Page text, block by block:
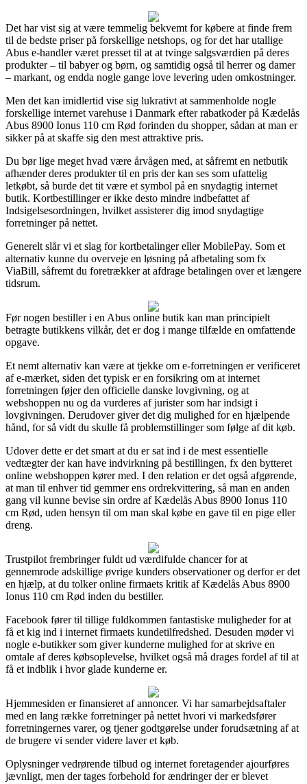
Det har vist sig at være temmelig bekvemt for købere at finde frem
til de bedste priser på forskellige netshops, og for det har utallige
Abus e-handler været presset til at at tvinge salgsværdien på deres
produkter – til babyer og børn, og samtidig også til herrer og damer
– markant, og endda nogle gange love levering uden omkostninger.
Men det kan imidlertid vise sig lukrativt at sammenholde nogle
forskellige internet varehuse i Danmark efter rabatkoder på Kædelås
Abus 8900 Ionus 110 cm Rød forinden du shopper, sådan at man er
sikker på at skaffe sig den mest attraktive pris.
Du bør lige meget hvad være årvågen med, at såfremt en netbutik
afhænder deres produkter til en pris der kan ses som ufattelig
letkøbt, så burde det tit være et symbol på en snydagtig internet
butik. Kortbestillinger er ikke desto mindre indbefattet af
Indsigelsesordningen, hvilket assisterer dig imod snydagtige
forretninger på nettet.
Generelt slår vi et slag for kortbetalinger eller MobilePay. Som et
alternativ kunne du overveje en løsning på afbetaling som fx
ViaBill, såfremt du foretrækker at afdrage betalingen over et længere
tidsrum.
Før nogen bestiller i en Abus online butik kan man principielt
betragte butikkens vilkår, det er dog i mange tilfælde en omfattende
opgave.
Et nemt alternativ kan være at tjekke om e-forretningen er verificeret
af e-mærket, siden det typisk er en forsikring om at internet
forretningen føjer den officielle danske lovgivning, og at
webshoppen nu og da vurderes af jurister som har indsigt i
lovgivningen. Derudover giver det dig mulighed for en hjælpende
hånd, for så vidt du skulle få problemstillinger som følge af dit køb.
Udover dette er det smart at du er sat ind i de mest essentielle
vedtægter der kan have indvirkning på bestillingen, fx den bytteret
online webshoppen kører med. I den relation er det også afgørende,
at man til enhver tid gemmer ens ordrekvittering, så man en anden
gang vil kunne bevise sin ordre af Kædelås Abus 8900 Ionus 110
cm Rød, uden hensyn til om man skal købe en gave til en pige eller
dreng.
Trustpilot frembringer fuldt ud værdifulde chancer for at
gennemrode adskillige øvrige kunders observationer og derfor er det
en hjælp, at du tolker online firmaets kritik af Kædelås Abus 8900
Ionus 110 cm Rød inden du bestiller.
Facebook fører til tillige fuldkommen fantastiske muligheder for at
få et kig ind i internet firmaets kundetilfredshed. Desuden møder vi
nogle e-butikker som giver kunderne mulighed for at skrive en
omtale af deres købsoplevelse, hvilket også må drages fordel af til at
få et indblik i hvor glade kunderne er.
Hjemmesiden er finansieret af annoncer. Vi har samarbejdsaftaler
med en lang række forretninger på nettet hvori vi markedsfører
forretningernes varer, og tjener godtgørelse under forudsætning af at
de brugere vi sender videre laver et køb.
Oplysninger vedrørende tilbud og internet foretagender ajourføres
jævnligt, men der tages forbehold for ændringer der er blevet